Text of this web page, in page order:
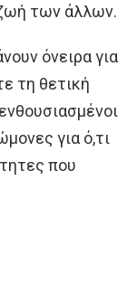
των άλλων.
όνειρα για
τη θετική
για ό,τι
που